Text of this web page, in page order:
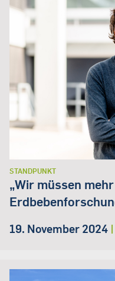
STANDPUNKT
„Wir müssen
19. November 2024 |